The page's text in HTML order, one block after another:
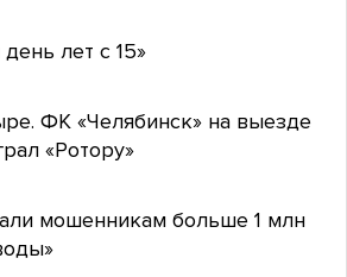
лет с 15»
ФК «Челябинск» на выезде
«Ротору»
мошенникам больше 1 млн